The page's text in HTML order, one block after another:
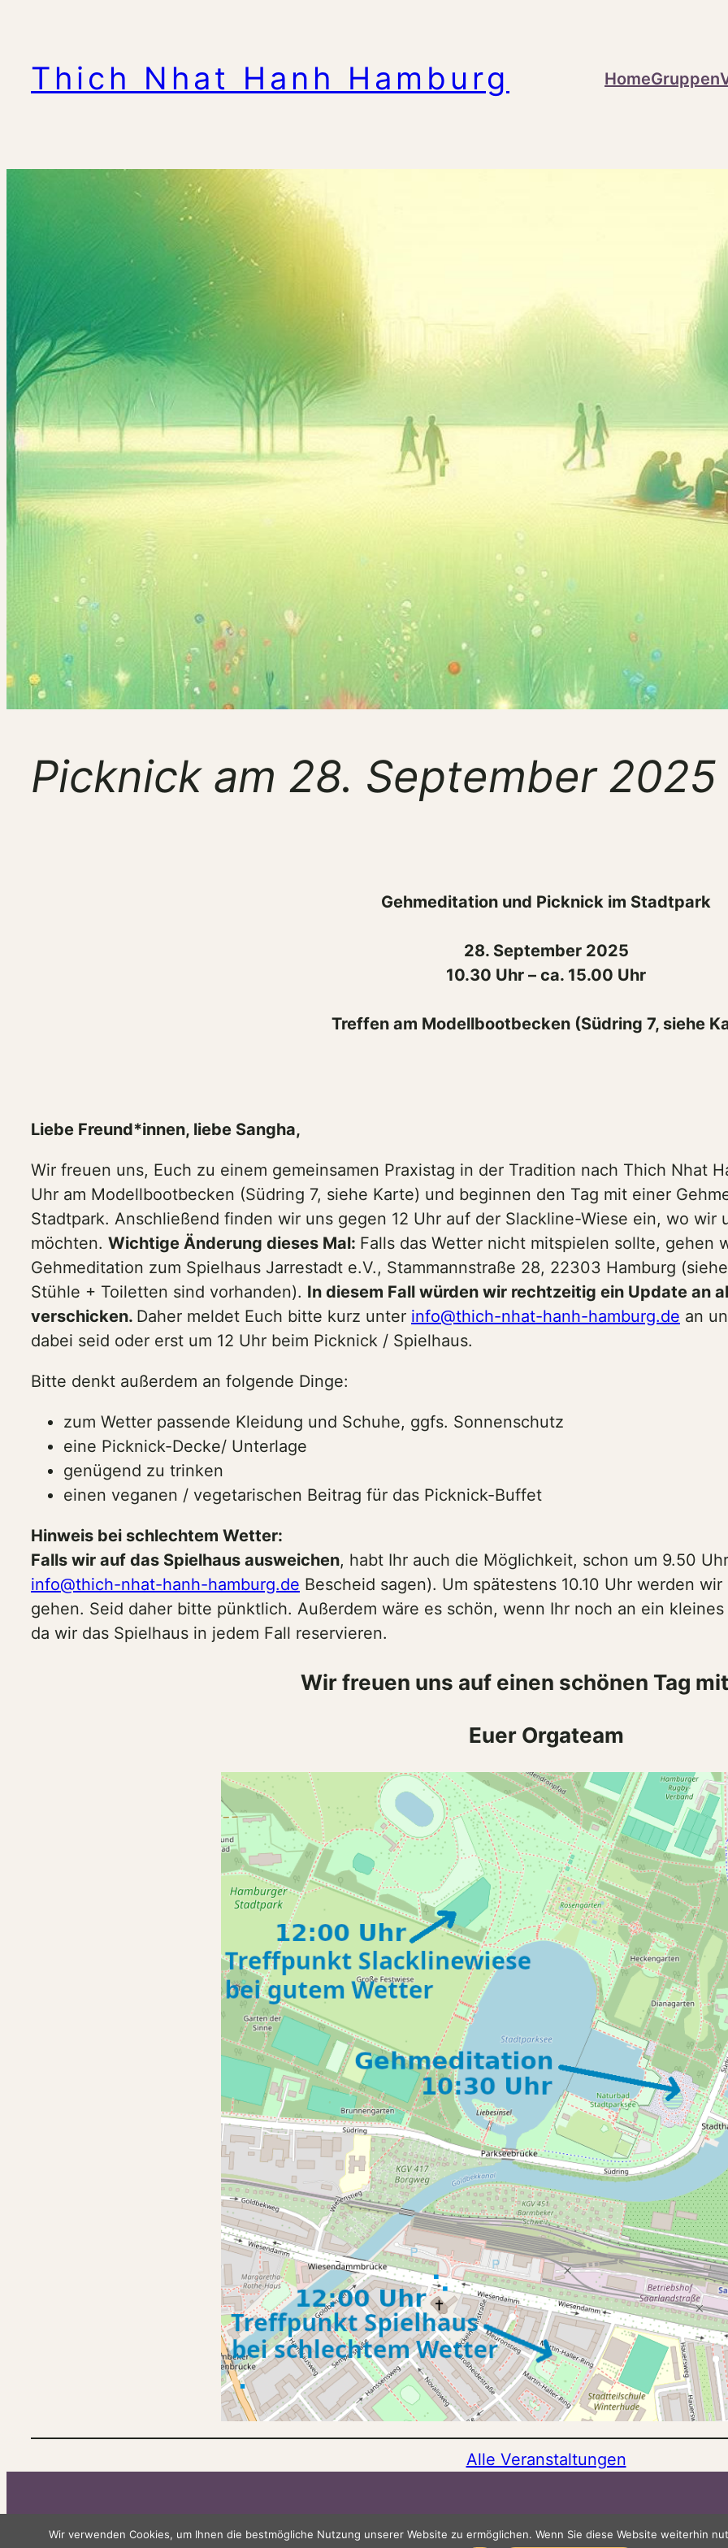
springen
Thich Nhat Hanh Hamburg HomeGruppen
Picknick am 28. September 2025
Gehmeditation und Picknick im Stadtpark
28. September 2025
10.30 Uhr – ca. 15.00 Uhr
Treffen am Modellbootbecken (Südring 7, siehe
Liebe Freund*innen, liebe Sangha,
Wir freuen uns, Euch zu einem gemeinsamen Praxistag in der Tradition nach Thich Nhat
Uhr am Modellbootbecken (Südring 7, siehe Karte) und beginnen den Tag mit einer
Stadtpark. Anschließend finden wir uns gegen 12 Uhr auf der Slackline-Wiese ein, wo wir
möchten. Wichtige Änderung dieses Mal: Falls das Wetter nicht mitspielen sollte, gehen
Gehmeditation zum Spielhaus Jarrestadt e.V., Stammannstraße 28, 22303 Hamburg
Stühle + Toiletten sind vorhanden). In diesem Fall würden wir rechtzeitig ein Update an
verschicken. Daher meldet Euch bitte kurz unter info@thich-nhat-hanh-hamburg.de an
dabei seid oder erst um 12 Uhr beim Picknick / Spielhaus.
Bitte denkt außerdem an folgende Dinge:
zum Wetter passende Kleidung und Schuhe, ggfs. Sonnenschutz
eine Picknick-Decke/ Unterlage
genügend zu trinken
einen veganen / vegetarischen Beitrag für das Picknick-Buffet
Hinweis bei schlechtem Wetter:
Falls wir auf das Spielhaus ausweichen, habt Ihr auch die Möglichkeit, schon um 9.50
info@thich-nhat-hanh-hamburg.de Bescheid sagen). Um spätestens 10.10 Uhr werden
gehen. Seid daher bitte pünktlich. Außerdem wäre es schön, wenn Ihr noch an ein
da wir das Spielhaus in jedem Fall reservieren.
Wir freuen uns auf einen schönen Tag
Euer Orgateam
Alle Veranstaltungen
Wir verwenden Cookies, um Ihnen die bestmögliche Nutzung unserer Website zu ermöglichen. Wenn Sie diese Website weiterhin